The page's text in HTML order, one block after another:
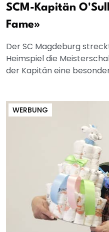
SCM-Kapitän
Fame»
Der SC Magdeburg
Heimspiel die
der Kapitän eine
WERBUNG